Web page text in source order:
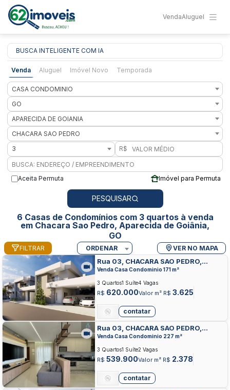
VendaAluguel
BUSCA INTELIGENTE COM IA
Venda Aluguel Imóvel Novo Temporada
CASA CONDOMINIO
GO
APARECIDA DE GOIANIA
CHACARA SAO PEDRO
3
R$
Aceita Permuta Imóvel para Permuta
PESQUISAR
6 Casas de Condomínios com 3 quartos à venda
em Chacara Sao Pedro, Aparecida de Goiânia,
GO
FILTRAR ORDENAR VER NO MAPA
Rua 03, CHACARA SAO PEDRO,
APARECIDA DE GOIANIA
Venda Casa Condominio 171 m²
R$ 620.000Valor m² R$ 3.625
3 Quartos1 Suíte4 Vagas
contatar
Rua 03, CHACARA SAO PEDRO,
APARECIDA DE GOIANIA
Venda Casa Condominio 227 m²
R$ 539.900Valor m² R$ 2.378
3 Quartos1 Suíte2 Vagas
contatar